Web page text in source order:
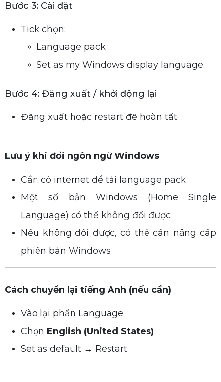
Bước 3: Cài đặt
Tick chọn:
Language pack
Set as my Windows display language
Bước 4: Đăng xuất / khởi động lại
Đăng xuất hoặc restart để hoàn tất
Lưu ý khi đổi ngôn ngữ Windows
Cần có internet để tải language pack
Một số bản Windows (Home Single
Language) có thể không đổi được
Nếu không đổi được, có thể cần nâng cấp
phiên bản Windows
Cách chuyển lại tiếng Anh (nếu cần)
Vào lại phần Language
Chọn English (United States)
Set as default → Restart